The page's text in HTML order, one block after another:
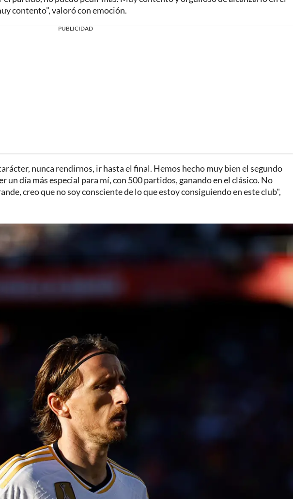
contento", valoró con emoción.
PUBLICIDAD
nunca rendirnos, ir hasta el final. Hemos hecho muy bien el segundo
un día más especial para mí, con 500 partidos, ganando en el clásico. No
creo que no soy consciente de lo que estoy consiguiendo en este club",